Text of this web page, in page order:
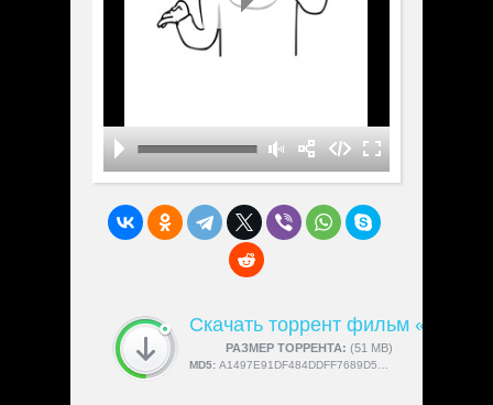
Скачать торрент фильм «Zayn
РАЗМЕР ТОРРЕНТА: (51 MB)
СКАЧАЛИ:4189
MD5: A1497E91DF484DDFF7689D55F292263C